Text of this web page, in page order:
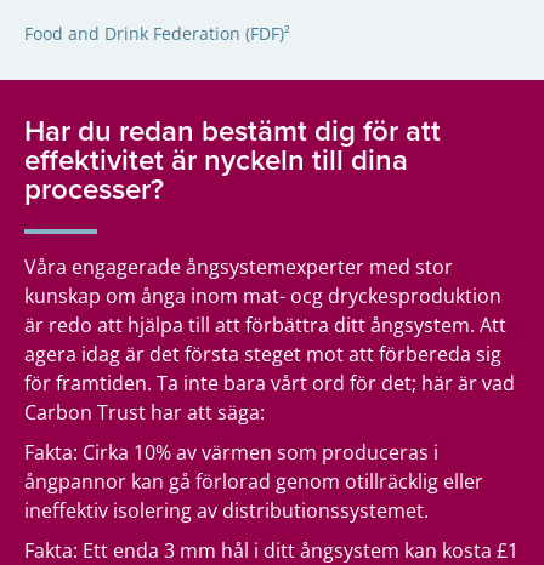
Food and Drink Federation (FDF)²
Har du redan bestämt dig för att
effektivitet är nyckeln till dina
processer?
Våra engagerade ångsystemexperter med stor
kunskap om ånga inom mat- ocg dryckesproduktion
är redo att hjälpa till att förbättra ditt ångsystem. Att
agera idag är det första steget mot att förbereda sig
för framtiden. Ta inte bara vårt ord för det; här är vad
Carbon Trust har att säga:
Fakta: Cirka 10% av värmen som produceras i
ångpannor kan gå förlorad genom otillräcklig eller
ineffektiv isolering av distributionssystemet.
Fakta: Ett enda 3 mm hål i ditt ångsystem kan kosta £1